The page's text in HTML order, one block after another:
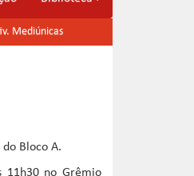
Mediúnicas
Bloco A.
11h30 no Grêmio